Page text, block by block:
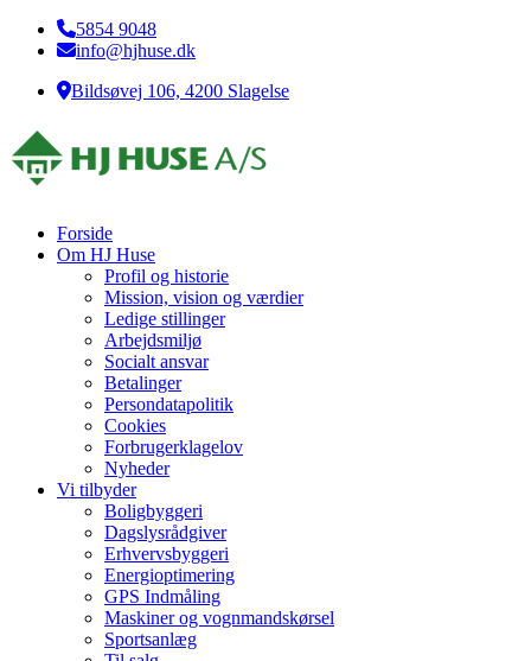
5854 9048
info@hjhuse.dk
Bildsøvej 106, 4200 Slagelse
Forside
Om HJ Huse
Profil og historie
Mission, vision og værdier
Ledige stillinger
Arbejdsmiljø
Socialt ansvar​
Betalinger
Persondatapolitik
Cookies
Forbrugerklagelov
Nyheder
Vi tilbyder
Boligbyggeri
Dagslysrådgiver
Erhvervsbyggeri
Energioptimering
GPS Indmåling
Maskiner og vognmandskørsel
Sportsanlæg